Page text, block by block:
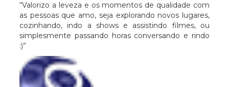
“Valorizo a leveza e os momentos de qualidade com
as pessoas que amo, seja explorando novos lugares,
cozinhando, indo a shows e assistindo filmes, ou
simplesmente passando horas conversando e rindo
:)”